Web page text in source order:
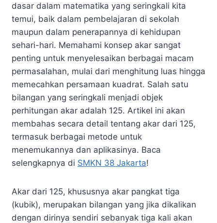
dasar dalam matematika yang seringkali kita
temui, baik dalam pembelajaran di sekolah
maupun dalam penerapannya di kehidupan
sehari-hari. Memahami konsep akar sangat
penting untuk menyelesaikan berbagai macam
permasalahan, mulai dari menghitung luas hingga
memecahkan persamaan kuadrat. Salah satu
bilangan yang seringkali menjadi objek
perhitungan akar adalah 125. Artikel ini akan
membahas secara detail tentang akar dari 125,
termasuk berbagai metode untuk
menemukannya dan aplikasinya. Baca
selengkapnya di SMKN 38 Jakarta!
Akar dari 125, khususnya akar pangkat tiga
(kubik), merupakan bilangan yang jika dikalikan
dengan dirinya sendiri sebanyak tiga kali akan